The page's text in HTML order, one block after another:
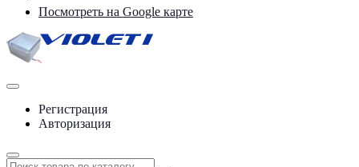
Посмотреть на Google карте
Регистрация
Авторизация